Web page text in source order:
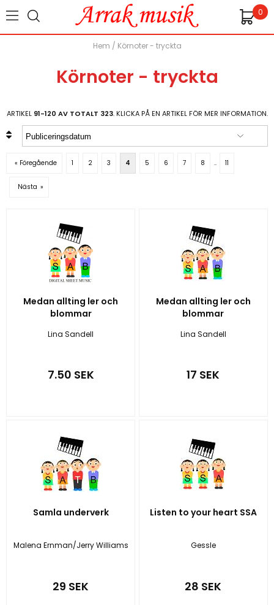
0
Hem / Körnoter - tryckta
Körnoter - tryckta
ARTIKEL 91-120 AV TOTALT 323. KLICKA PÅ EN ARTIKEL FÖR MER INFORMATION.
« Föregående 1 2 3 4 5 6 7 8 .. 11
Nästa »
Medan allting ler och
blommar
Lina Sandell
7.50 SEK
Medan allting ler och
blommar
Lina Sandell
17 SEK
Samla underverk
Malena Ernman/Jerry Williams
29 SEK
Listen to your heart SSA
Gessle
28 SEK